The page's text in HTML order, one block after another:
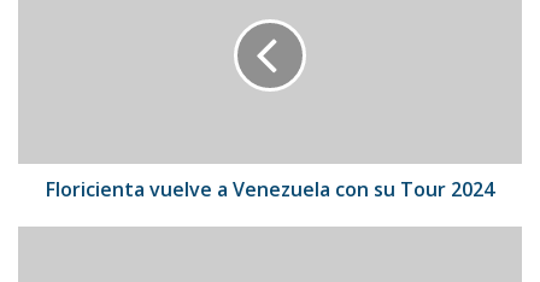
Floricienta vuelve a Venezuela con su Tour 2024